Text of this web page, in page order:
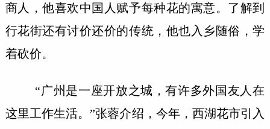
商人，他喜欢中国人赋予每种花的寓意。了解到
行花街还有讨价还价的传统，他也入乡随俗，学
着砍价。
“广州是一座开放之城，有许多外国友人在
这里工作生活。”张蓉介绍，今年，西湖花市引入